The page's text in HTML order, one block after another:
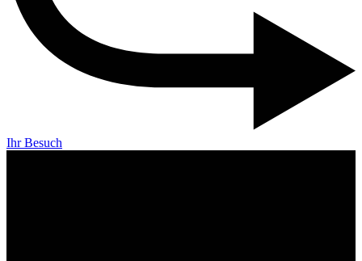
Ihr Besuch